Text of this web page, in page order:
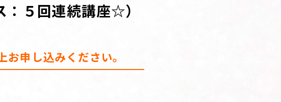
：５回連続講座☆）
申し込みください。